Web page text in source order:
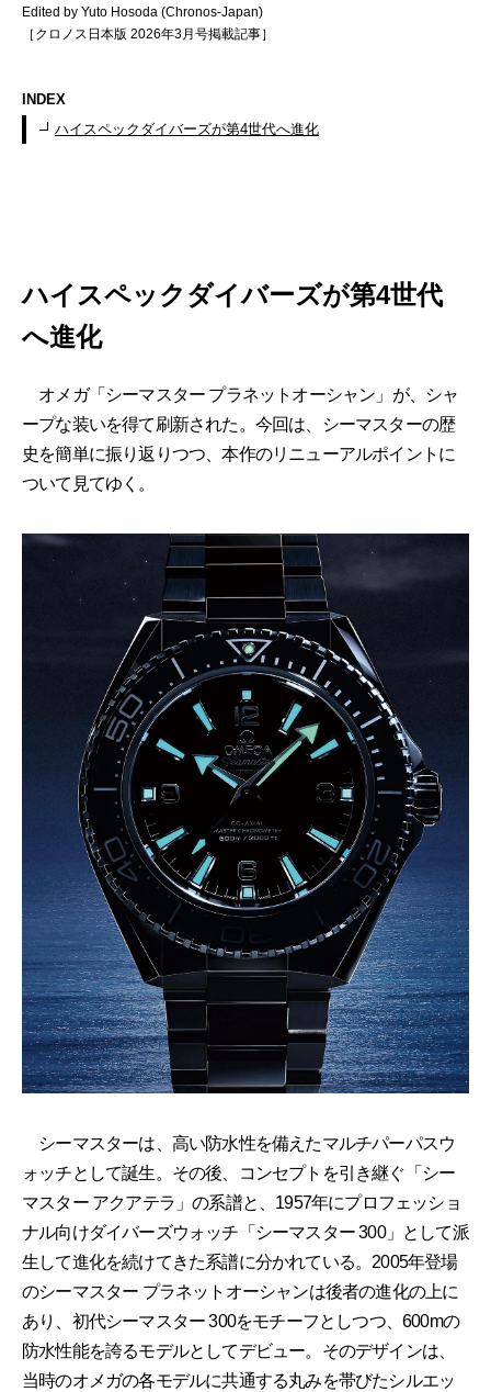
Edited by Yuto Hosoda (Chronos-Japan)
［クロノス日本版 2026年3月号掲載記事］
INDEX
ハイスペックダイバーズが第4世代へ進化
ハイスペックダイバーズが第4世代
へ進化
オメガ「シーマスター プラネットオーシャン」が、シャ
ープな装いを得て刷新された。今回は、シーマスターの歴
史を簡単に振り返りつつ、本作のリニューアルポイントに
ついて見てゆく。
シーマスターは、高い防水性を備えたマルチパーパスウ
ォッチとして誕生。その後、コンセプトを引き継ぐ「シー
マスター アクアテラ」の系譜と、1957年にプロフェッショ
ナル向けダイバーズウォッチ「シーマスター 300」として派
生して進化を続けてきた系譜に分かれている。2005年登場
のシーマスター プラネットオーシャンは後者の進化の上に
あり、初代シーマスター 300をモチーフとしつつ、600mの
防水性能を誇るモデルとしてデビュー。そのデザインは、
当時のオメガの各モデルに共通する丸みを帯びたシルエッ